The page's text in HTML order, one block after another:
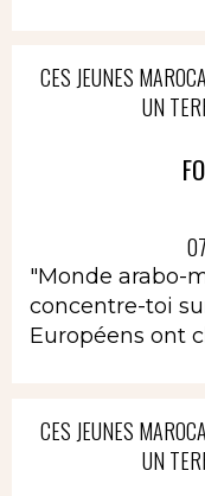
CES JEUNES
UN
"Monde arabo-
concentre-toi
Européens ont
CES JEUNES
UN